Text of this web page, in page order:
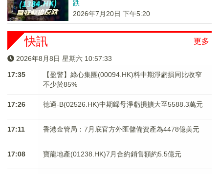
跌
2026年7月20日 下午5:20
更多
快訊
2026年8月8日 星期六 10:57:33
17:35
【盈警】綠心集團(00094.HK)料中期淨虧損同比收窄
不少於85%
17:26 德適-B(02526.HK)中期歸母淨虧損擴大至5588.3萬元
17:11 香港金管局：7月底官方外匯儲備資產為4478億美元
17:08 寶龍地產(01238.HK)7月合約銷售額約5.5億元